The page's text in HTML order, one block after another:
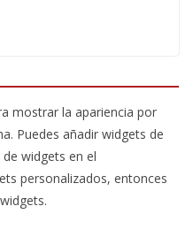
mostrar la apariencia por
Puedes añadir widgets de
widgets en el
personalizados, entonces